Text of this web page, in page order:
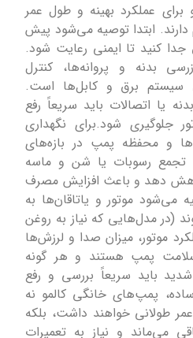
عملکرد بهینه و طول عمر
دارند. ابتدا توصیه می‌شود پیش
جدا کنید تا ایمنی رعایت شود.
بدنه و پروانه‌ها، کنترل
سیستم برق و کابل‌ها است.
یا اتصالات باید سریعاً رفع
جلوگیری شود.برای نگهداری
و محفظه پمپ در بازه‌های
تجمع رسوبات یا شن و ماسه
دهد و باعث افزایش مصرف
می‌شود موتور و یاتاقان‌ها به
(در مدل‌هایی که نیاز به روغن
موتور، میزان صدا و لرزش‌ها
پمپ هستند و هر گونه
باید سریعاً بررسی و رفع
پمپ‌های خانگی کالمو نه
طولانی خواهند داشت، بلکه
می‌ماند و نیاز به تعمیرات